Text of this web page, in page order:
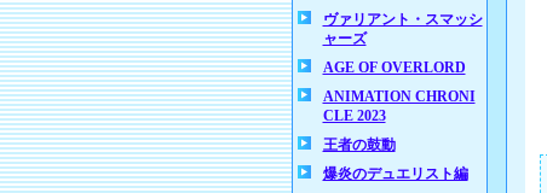
ヴァリアント・スマッシ
ャーズ
AGE OF OVERLORD
ANIMATION CHRONI
CLE 2023
王者の鼓動
爆炎のデュエリスト編